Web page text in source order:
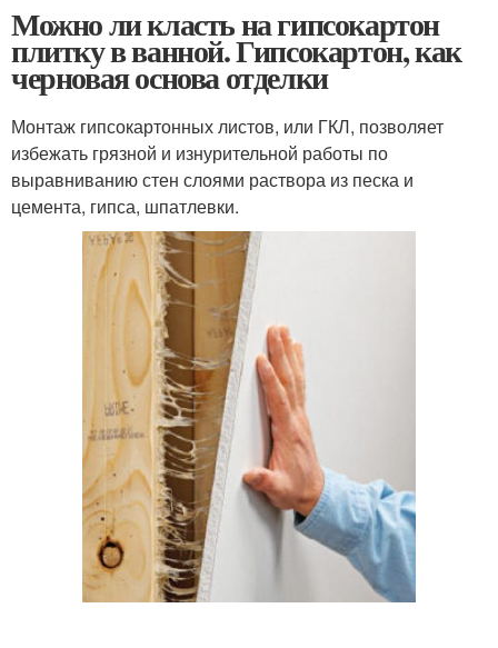
Можно ли класть на гипсокартон
плитку в ванной. Гипсокартон, как
черновая основа отделки
Монтаж гипсокартонных листов, или ГКЛ, позволяет
избежать грязной и изнурительной работы по
выравниванию стен слоями раствора из песка и
цемента, гипса, шпатлевки.